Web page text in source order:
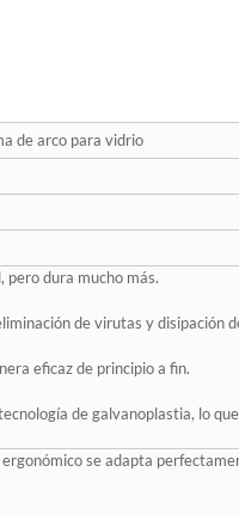
de arco para vidrio
pero dura mucho más.
de virutas y disipación
eficaz de principio a fin.
de galvanoplastia, lo
se adapta